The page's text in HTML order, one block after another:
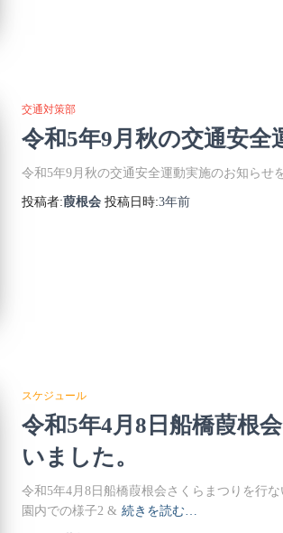
交通対策部
令和5年9月秋の交通安全
令和5年9月秋の交通安全運動実施のお知らせ
投稿者:葭根会投稿日時:3年前
スケジュール
令和5年4月8日船橋葭根
いました。
令和5年4月8日船橋葭根会さくらまつりを行
園内での様子2 & 続きを読む…